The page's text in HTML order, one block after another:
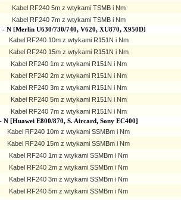
Kabel RF240 5m z wtykami TSMB i Nm
Kabel RF240 7m z wtykami TSMB i Nm
- N [Merlin U630/730/740, V620, XU870, X950D]
Kabel RF240 10m z wtykami R151N i Nm
Kabel RF240 15m z wtykami R151N i Nm
Kabel RF240 1m z wtykami R151N i Nm
Kabel RF240 2m z wtykami R151N i Nm
Kabel RF240 3m z wtykami R151N i Nm
Kabel RF240 5m z wtykami R151N i Nm
Kabel RF240 7m z wtykami R151N i Nm
N [Huawei E800/870, S. Aircard, Sony EC400]
Kabel RF240 10m z wtykami SSMBm i Nm
Kabel RF240 15m z wtykami SSMBm i Nm
Kabel RF240 1m z wtykami SSMBm i Nm
Kabel RF240 2m z wtykami SSMBm i Nm
Kabel RF240 3m z wtykami SSMBm i Nm
Kabel RF240 5m z wtykami SSMBm i Nm